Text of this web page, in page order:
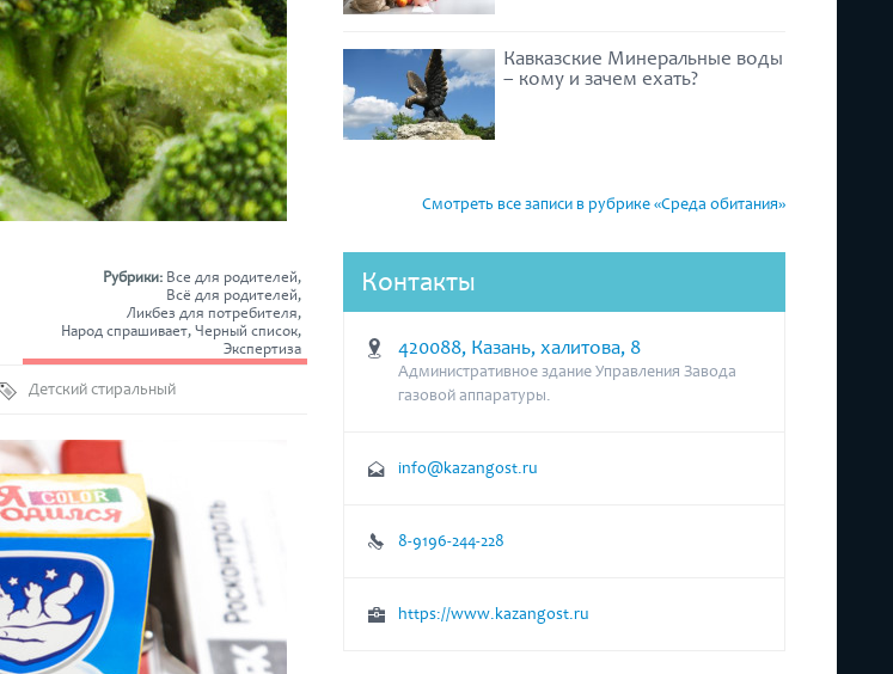
Рубрики: Все для родителей,
Всё для родителей,
Ликбез для потребителя,
Народ спрашивает,Черный список,
Экспертиза
Детский стиральный
Кавказские Минеральные воды
– кому и зачем ехать?
Смотреть все записи в рубрике «Среда обитания»
Контакты
420088, Казань, халитова, 8
Административное здание Управления Завода
газовой аппаратуры.
info@kazangost.ru
8-9196-244-228
https://www.kazangost.ru